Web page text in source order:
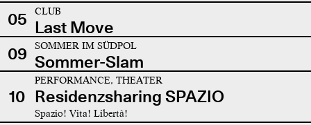
05 CLUB
Last Move
09
SOMMER IM SÜDPOL
Sommer-Slam
10
PERFORMANCE, THEATER
Residenzsharing SPAZIO
Spazio! Vita! Libertà!